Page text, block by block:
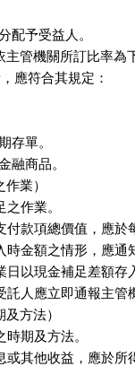
配予受益人。
主管機關所訂比率為
應符合其規定：
存單。
融商品。
業）
之作業。
付款項總價值，應於
時金額之情形，應通
日以現金補足差額存
託人應立即通報主管
方法）
時期及方法。
或其他收益，應於所